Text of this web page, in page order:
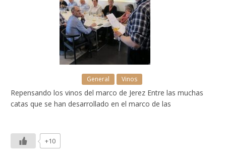
General Vinos
Repensando los vinos del marco de Jerez Entre las muchas
catas que se han desarrollado en el marco de las
+10